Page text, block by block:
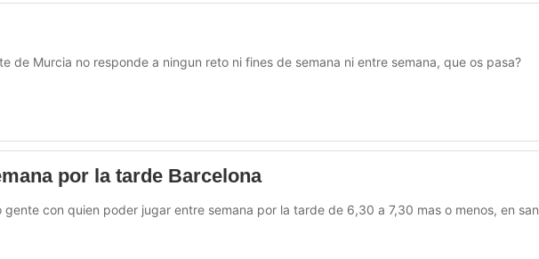
de Murcia no responde a ningun reto ni fines de semana ni entre semana, que os pasa?
por la tarde Barcelona
gente con quien poder jugar entre semana por la tarde de 6,30 a 7,30 mas o menos, en